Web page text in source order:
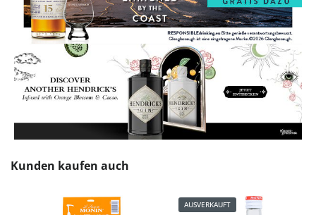
Produktgalerie überspringen
Kunden kaufen auch
AUSVERKAUFT